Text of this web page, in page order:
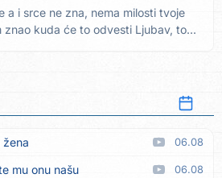
a i srce ne zna, nema milosti tvoje
znao kuda će to odvesti Ljubav, to...
žena 06.08
mu onu našu 06.08